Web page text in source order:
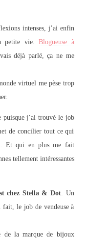
intenses, j’ai enfin
petite vie.Blogueuse à
déjà parlé, ça ne me
virtuel me pèse trop
puisque j’ai trouvé le job
de concilier tout ce qui
Et qui en plus me fait
tellement intéressantes
chez Stella & Dot. Un
le job de vendeuse à
de la marque de bijoux